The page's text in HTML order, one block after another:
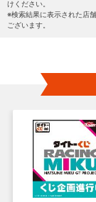
けください。
※検索結果に表示された店
ございます。